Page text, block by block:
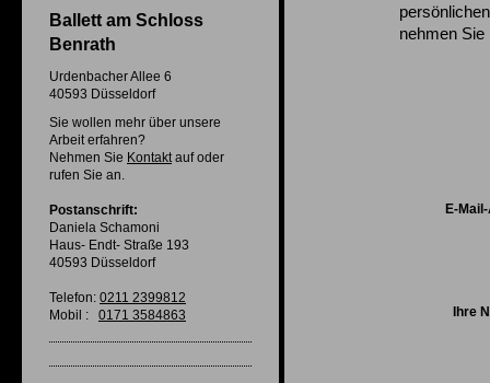
Ballett am Schloss
Benrath
Urdenbacher Allee 6
40593 Düsseldorf
Sie wollen mehr über unsere
Arbeit erfahren?
Nehmen Sie Kontaktauf oder
rufen Sie an.
Postanschrift:
Daniela Schamoni
Haus- Endt- Straße 193
40593 Düsseldorf
Telefon: 0211 2399812
Mobil : 0171 3584863
nehmen
E-
Ihre